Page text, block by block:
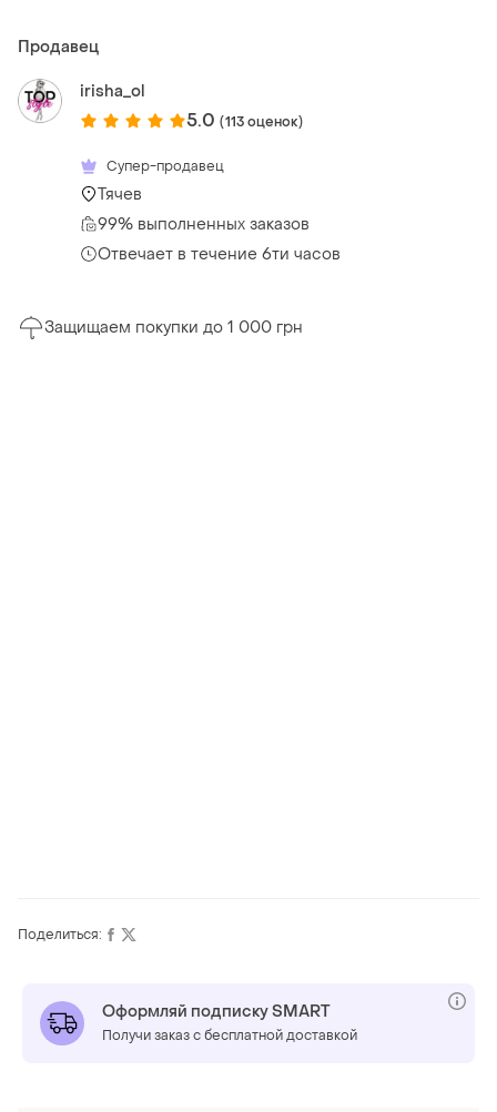
Продавец
irisha_ol
5.0 (113 оценок)
Супер-продавец
Тячев
99% выполненных заказов
Отвечает в течение 6ти часов
Защищаем покупки до 1 000 грн
Поделиться:
Оформляй подписку SMART
Получи заказ с бесплатной доставкой